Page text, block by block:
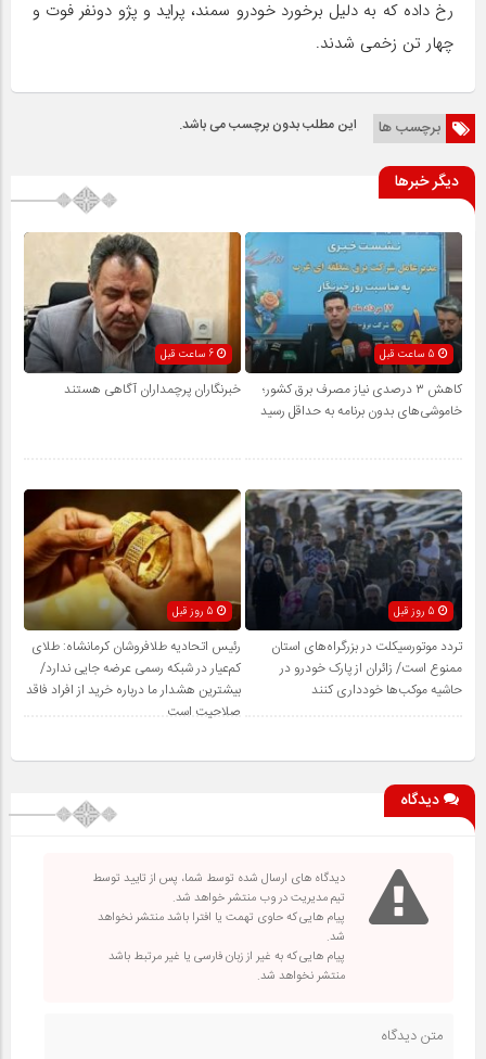
رخ داده که به دلیل برخورد خودرو سمند، پراید و پژو دونفر فوت و
چهار تن زخمی شدند.
برچسب ها این مطلب بدون برچسب می باشد.
دیگر خبرها
کاهش ۳ درصدی نیاز مصرف برق کشور؛
خاموشی‌های بدون برنامه به حداقل رسید
خبرنگاران پرچمداران آگاهی هستند
تردد موتورسیکلت در بزرگراه‌های استان
ممنوع است/ زائران از پارک خودرو در
حاشیه موکب‌ها خودداری کنند
رئیس اتحادیه طلافروشان کرمانشاه: طلای
کم‌عیار در شبکه رسمی عرضه جایی ندارد/
بیشترین هشدار ما درباره خرید از افراد فاقد
صلاحیت است
دیدگاه
دیدگاه های ارسال شده توسط شما، پس از تایید توسط
تیم مدیریت در وب منتشر خواهد شد.
پیام هایی که حاوی تهمت یا افترا باشد منتشر نخواهد
شد.
پیام هایی که به غیر از زبان فارسی یا غیر مرتبط باشد
منتشر نخواهد شد.